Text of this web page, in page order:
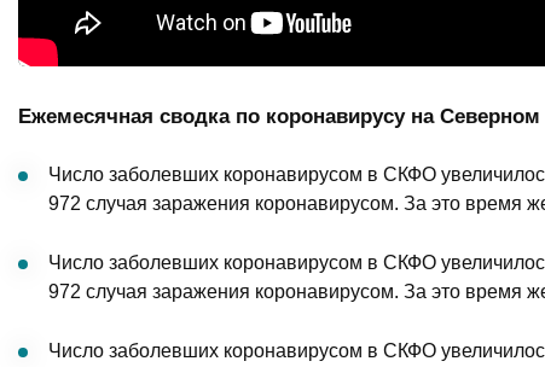
Ежемесячная сводка по коронавирусу на
Число заболевших коронавирусом в СКФО
972 случая заражения коронавирусом. За это время
Число заболевших коронавирусом в СКФО
972 случая заражения коронавирусом. За это время
Число заболевших коронавирусом в СКФО